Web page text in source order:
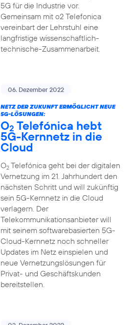
5G für die Industrie vor.
Gemeinsam mit o2 Telefonica
vereinbart der Lehrstuhl eine
langfristige wissenschaftlich-
technische-Zusammenarbeit.
06. Dezember 2022
NETZ DER ZUKUNFT ERMÖGLICHT NEUE
5G-LÖSUNGEN:
O2 Telefónica hebt
5G-Kernnetz in die
Cloud
O2Telefónica geht bei der digitalen
Vernetzung im 21. Jahrhundert den
nächsten Schritt und will zukünftig
sein 5G-Kernnetz in die Cloud
verlagern. Der
Telekommunikationsanbieter will
mit seinem softwarebasierten 5G-
Cloud-Kernnetz noch schneller
Updates im Netz einspielen und
neue Vernetzungslösungen für
Privat- und Geschäftskunden
bereitstellen.